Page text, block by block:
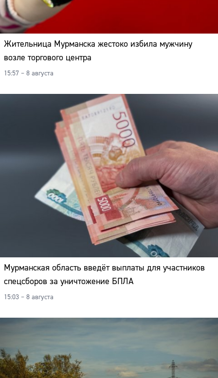
Жительница Мурманска жестоко избила мужчину
возле торгового центра
15:57 – 8 августа
Мурманская область введёт выплаты для участников
спецсборов за уничтожение БПЛА
15:03 – 8 августа